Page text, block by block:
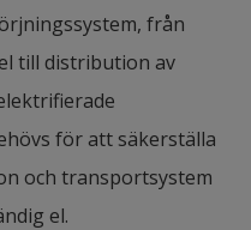
first proposed in
been slow so far; it
that China’s
gradually to
lithium-rich
are
från
till distribution av
för att säkerställa
och transportsystem
el.